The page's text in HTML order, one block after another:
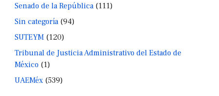
Senado de la República(111)
Sin categoría(94)
SUTEYM (120)
Tribunal de Justicia Administrativo del Estado de
México (1)
UAEMéx (539)